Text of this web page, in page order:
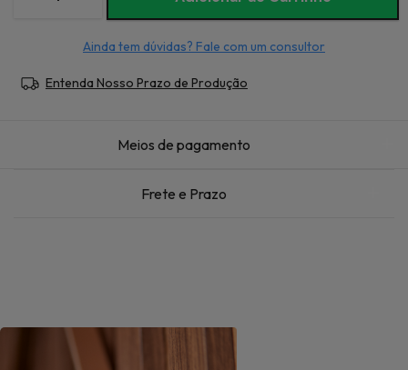
Ainda tem dúvidas? Fale com um consultor
Entenda Nosso Prazo de Produção
Meios de pagamento
Frete e Prazo